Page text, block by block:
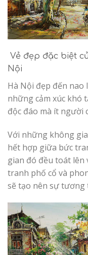
Vẻ đẹp đặc biệt
Nội
Hà Nội đẹp đến nao
những cảm xúc khó
độc đáo mà ít người
Với những không
hết hợp giữa bức
gian đó đều toát lên
tranh phố cổ và
sẽ tạo nên sự tương